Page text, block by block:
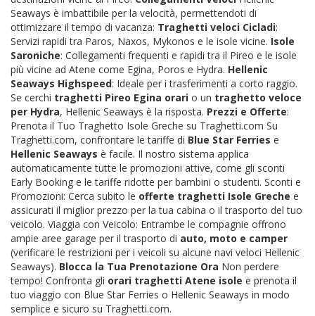
Seaways è imbattibile per la velocità, permettendoti di
ottimizzare il tempo di vacanza: Traghetti veloci Cicladi:
Servizi rapidi tra Paros, Naxos, Mykonos e le isole vicine. Isole
Saroniche: Collegamenti frequenti e rapidi tra il Pireo e le isole
più vicine ad Atene come Egina, Poros e Hydra. Hellenic
Seaways Highspeed: Ideale per i trasferimenti a corto raggio.
Se cerchi traghetti Pireo Egina orari o un traghetto veloce
per Hydra, Hellenic Seaways è la risposta. Prezzi e Offerte:
Prenota il Tuo Traghetto Isole Greche su Traghetti.com Su
Traghetti.com, confrontare le tariffe di Blue Star Ferries e
Hellenic Seaways è facile. Il nostro sistema applica
automaticamente tutte le promozioni attive, come gli sconti
Early Booking e le tariffe ridotte per bambini o studenti. Sconti e
Promozioni: Cerca subito le offerte traghetti Isole Greche e
assicurati il miglior prezzo per la tua cabina o il trasporto del tuo
veicolo. Viaggia con Veicolo: Entrambe le compagnie offrono
ampie aree garage per il trasporto di auto, moto e camper
(verificare le restrizioni per i veicoli su alcune navi veloci Hellenic
Seaways). Blocca la Tua Prenotazione Ora Non perdere
tempo! Confronta gli orari traghetti Atene isole e prenota il
tuo viaggio con Blue Star Ferries o Hellenic Seaways in modo
semplice e sicuro su Traghetti.com.